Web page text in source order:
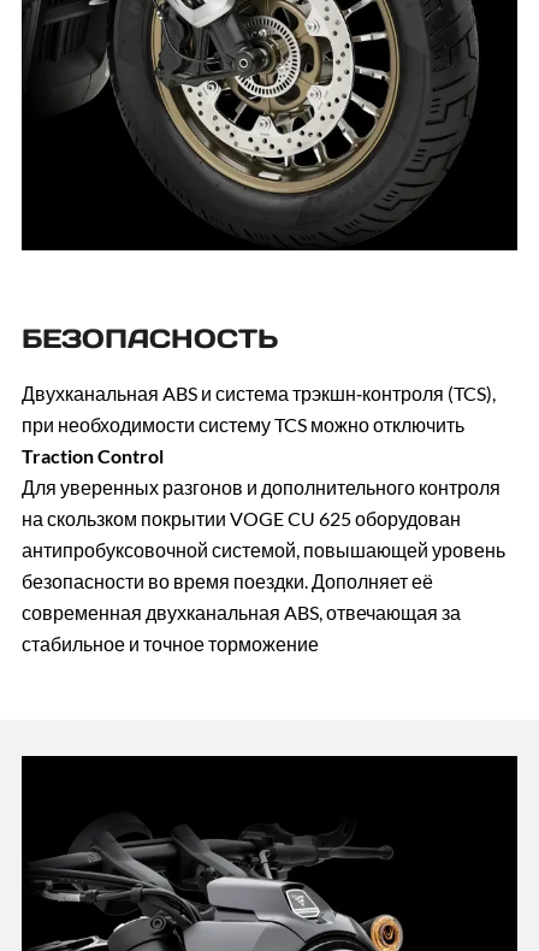
БЕЗОПАСНОСТЬ
Двухканальная ABS и система трэкшн‑контроля (TCS),
при необходимости систему TCS можно отключить
Traction Control
Для уверенных разгонов и дополнительного контроля
на скользком покрытии VOGE CU 625 оборудован
антипробуксовочной системой, повышающей уровень
безопасности во время поездки. Дополняет её
современная двухканальная ABS, отвечающая за
стабильное и точное торможение